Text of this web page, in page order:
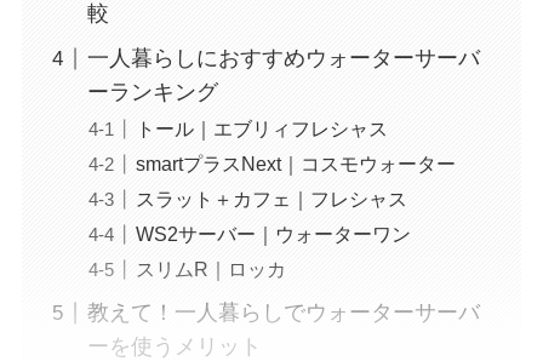
較
一人暮らしにおすすめウォーターサーバ
ーランキング
トール｜エブリィフレシャス
smartプラスNext｜コスモウォーター
スラット＋カフェ｜フレシャス
WS2サーバー｜ウォーターワン
スリムR｜ロッカ
教えて！一人暮らしでウォーターサーバ
ーを使うメリット